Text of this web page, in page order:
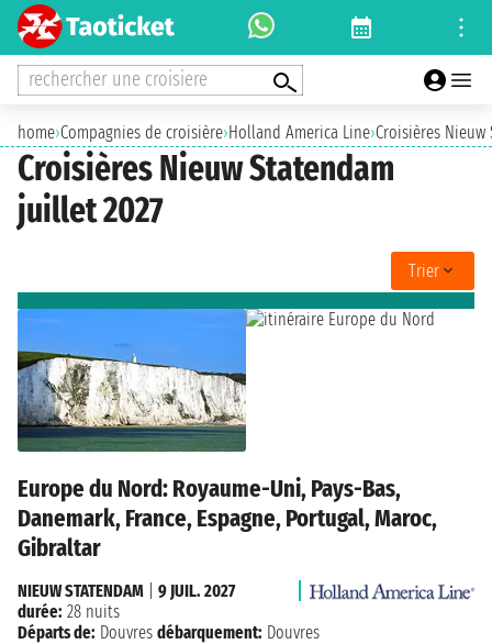
rechercher une croisiere
home›Compagnies de croisière›Holland America Line›Croisières Nieuw
Croisières Nieuw Statendam
juillet 2027
Trier
Europe du Nord: Royaume-Uni, Pays-Bas,
Danemark, France, Espagne, Portugal, Maroc,
Gibraltar
NIEUW STATENDAM
9 JUIL. 2027
durée: 28 nuits
Départs de: Douvres débarquement: Douvres